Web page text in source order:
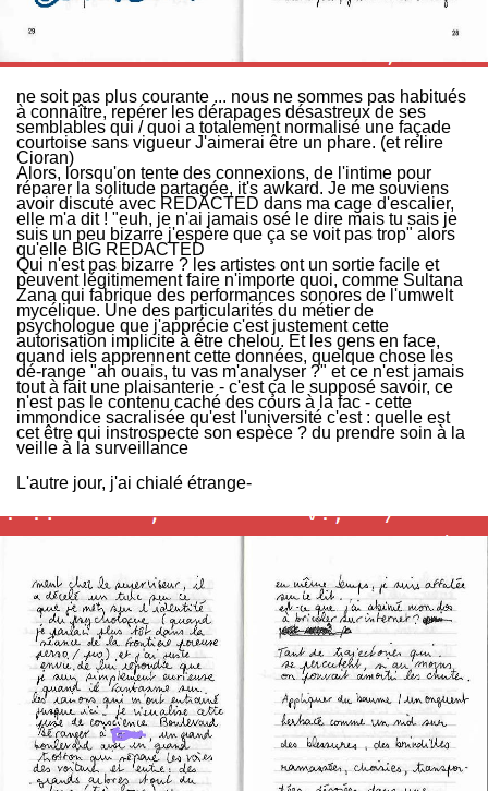
ne soit pas plus courante ... nous ne sommes pas habitués
à connaître, repérer les dérapages désastreux de ses
semblables qui / quoi a totalement normalisé une façade
courtoise sans vigueur J'aimerai être un phare. (et relire
Cioran)
Alors, lorsqu'on tente des connexions, de l'intime pour
réparer la solitude partagée, it's awkard. Je me souviens
avoir discuté avec REDACTED dans ma cage d'escalier,
elle m'a dit ! "euh, je n'ai jamais osé le dire mais tu sais je
suis un peu bizarre j'espère que ça se voit pas trop" alors
qu'elle BIG REDACTED
Qui n'est pas bizarre ? les artistes ont un sortie facile et
peuvent légitimement faire n'importe quoi, comme Sultana
Zana qui fabrique des performances sonores de l'umwelt
mycélique. Une des particularités du métier de
psychologue que j'apprécie c'est justement cette
autorisation implicite à être chelou. Et les gens en face,
quand iels apprennent cette données, quelque chose les
dé-range "ah ouais, tu vas m'analyser ?" et ce n'est jamais
tout à fait une plaisanterie - c'est ça le supposé savoir, ce
n'est pas le contenu caché des cours à la fac - cette
immondice sacralisée qu'est l'université c'est : quelle est
cet être qui instrospecte son espèce ? du prendre soin à la
veille à la surveillance
L'autre jour, j'ai chialé étrange-